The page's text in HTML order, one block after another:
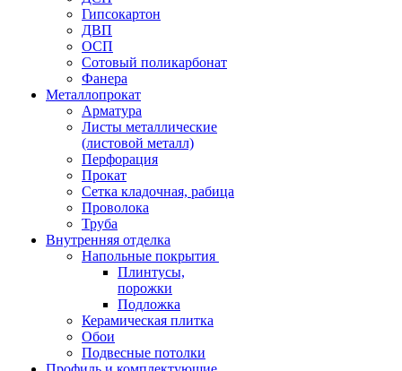
Гипсокартон
ДВП
ОСП
Сотовый поликарбонат
Фанера
Металлопрокат
Арматура
Листы металлические
(листовой металл)
Перфорация
Прокат
Сетка кладочная, рабица
Проволока
Труба
Внутренняя отделка
Напольные покрытия
Плинтусы,
порожки
Подложка
Керамическая плитка
Обои
Подвесные потолки